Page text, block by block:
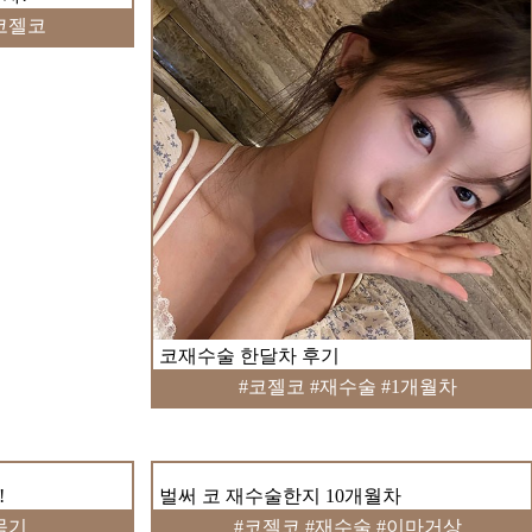
젤코
코재수술 한달차 후기
#코젤코 #재수술 #1개월차
벌써 코 재수술한지 10개월차
#코젤코 #재수술 #이마거상